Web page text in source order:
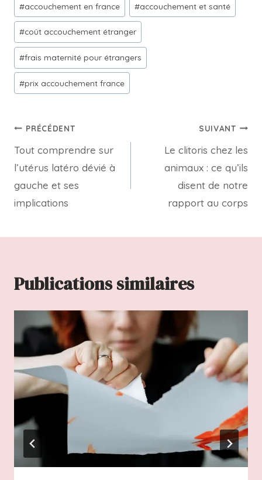
#accouchement en france #accouchement et santé
#coût accouchement étranger
#frais maternité pour étrangers
#prix accouchement france
PRÉCÉDENT
Tout comprendre sur
l’utérus latéro dévié à
gauche et ses
implications
SUIVANT
Le clitoris chez les
animaux : ce qu’ils
disent de notre
rapport au corps
Publications similaires